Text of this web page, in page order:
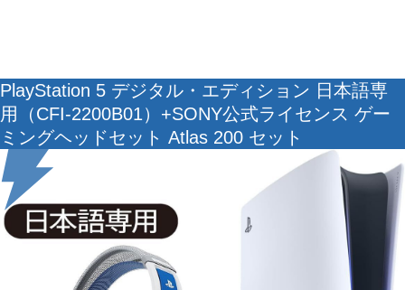
PlayStation 5 デジタル・エディション 日本語専
用（CFI-2200B01）+SONY公式ライセンス ゲー
ミングヘッドセット Atlas 200 セット